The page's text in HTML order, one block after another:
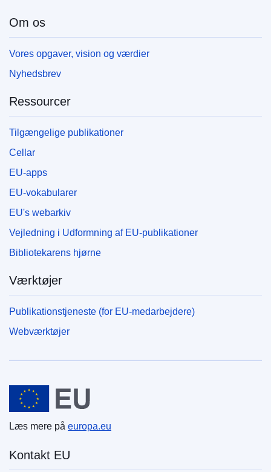
Om os
Vores opgaver, vision og værdier
Nyhedsbrev
Ressourcer
Tilgængelige publikationer
Cellar
EU-apps
EU-vokabularer
EU's webarkiv
Vejledning i Udformning af EU-publikationer
Bibliotekarens hjørne
Værktøjer
Publikationstjeneste (for EU-medarbejdere)
Webværktøjer
Den Europæiske Union
Læs mere på europa.eu
Kontakt EU